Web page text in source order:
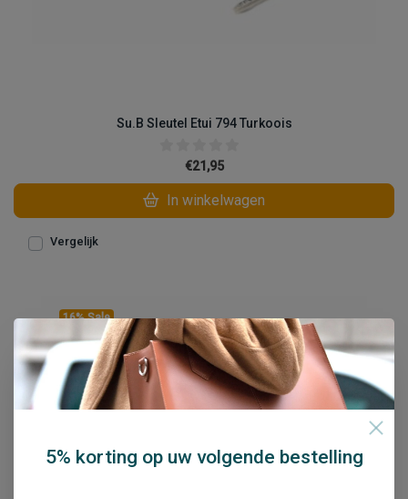
Su.B Sleutel Etui 794 Turkoois
€21,95
In winkelwagen
Vergelijk
16% Sale
5% korting op uw volgende bestelling